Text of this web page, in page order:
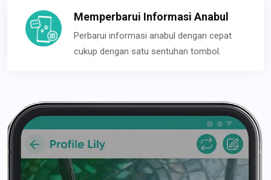
Memperbarui Informasi Anabul
Perbarui informasi anabul dengan cepat
cukup dengan satu sentuhan tombol.